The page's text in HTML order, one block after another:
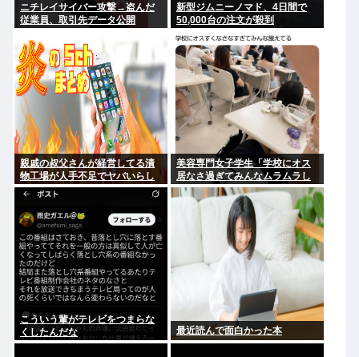
ニチレイサイバー攻撃→盗んだ
従業員、取引先データ公開
新型ジムニーノマド、4日間で
50,000台の注文が殺到
親戚の叔父さんが経営してる漬
物工場が人手不足でヤバいらし
い
美容専門女子学生「学校にオス
居なさ過ぎてみんなムラムラし
てる 」
こういう輩がテレビをつまらな
くしたんだな
最近読んで面白かった本